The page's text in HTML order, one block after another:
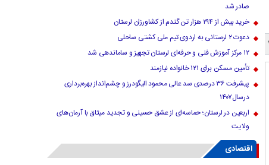
صادر شد
خرید بیش از ۲۹۴ هزار تن گندم از کشاورزان لرستان
دعوت ۲ لرستانی به اردوی تیم ملی کشتی ساحلی
۱۲ مرکز آموزش فنی و حرفه‌ای لرستان تجهیز و ساماندهی شد
تأمین مسکن برای ۱۲۱ خانواده نیازمند
پیشرفت ۳۶ درصدی سد عالی محمود الیگودرز و چشم‌انداز بهره‌برداری
درسال۱۴۰۷
اربعین در لرستان؛ حماسه‌ای از عشق حسینی و تجدید میثاق با آرمان‌های
ولایت
اقتصادی